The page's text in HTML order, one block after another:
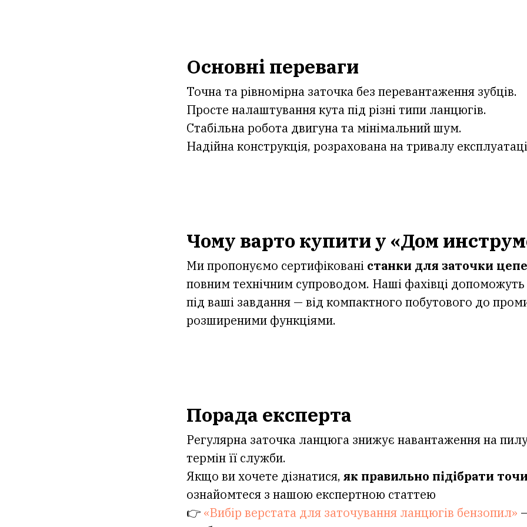
Основні переваги
Точна та рівномірна заточка без перевантаження зубців.
Просте налаштування кута під різні типи ланцюгів.
Стабільна робота двигуна та мінімальний шум.
Надійна конструкція, розрахована на тривалу
Чому варто купити у «Дом
Ми пропонуємо сертифіковані станки для заточки
повним технічним супроводом. Наші фахівці
під ваші завдання — від компактного побутового до
розширеними функціями.
Порада експерта
Регулярна заточка ланцюга знижує навантаження на
термін її служби.
Якщо ви хочете дізнатися, як правильно підібрати
ознайомтеся з нашою експертною статтею
👉 «Вибір верстата для заточування ланцюгів бензопил»